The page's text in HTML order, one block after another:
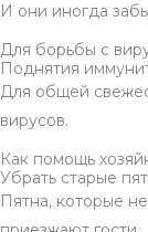
И они иногда
Для борьбы с
Поднятия
Для общей
вирусов.
Как помощь
Убрать старые
Пятна, которые